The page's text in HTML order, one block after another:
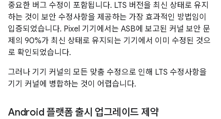
중요한 버그 수정이 포함됩니다. LTS 버전을 최신 상태로 유지
하는 것이 보안 수정사항을 제공하는 가장 효과적인 방법임이
입증되었습니다. Pixel 기기에서는 ASB에 보고된 커널 보안 문
제의 90%가 최신 상태로 유지되는 기기에서 이미 수정된 것으
로 확인되었습니다.
그러나 기기 커널의 모든 맞춤 수정으로 인해 LTS 수정사항을
기기 커널에 병합하는 것이 어렵습니다.
Android 플랫폼 출시 업그레이드 제약